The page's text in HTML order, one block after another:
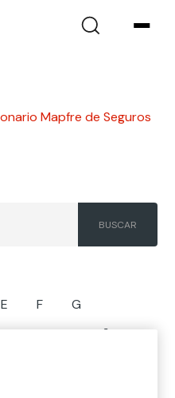
Mapfre de Seguros
E F
G
M N
Ñ